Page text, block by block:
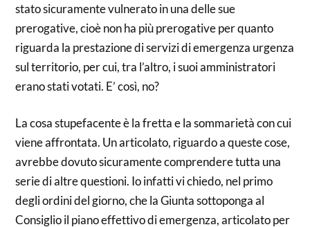
stato sicuramente vulnerato in una delle sue
prerogative, cioè non ha più prerogative per quanto
riguarda la prestazione di servizi di emergenza urgenza
sul territorio, per cui, tra l’altro, i suoi amministratori
erano stati votati. E’ così, no?
La cosa stupefacente è la fretta e la sommarietà con cui
viene affrontata. Un articolato, riguardo a queste cose,
avrebbe dovuto sicuramente comprendere tutta una
serie di altre questioni. Io infatti vi chiedo, nel primo
degli ordini del giorno, che la Giunta sottoponga al
Consiglio il piano effettivo di emergenza, articolato per